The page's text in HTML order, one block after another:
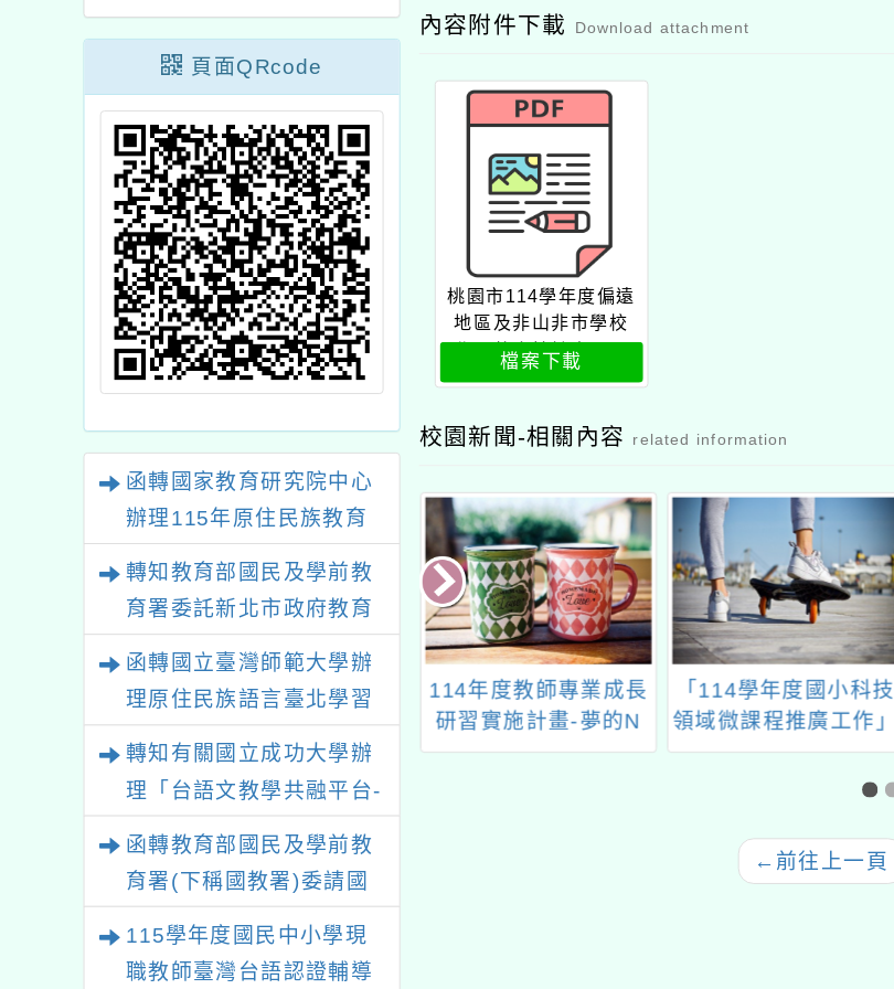
頁面QRcode
函轉國家教育研究院中心
辦理115年原住民族教育
政策研討會「原住民族教
育國際趨勢與發展」
轉知教育部國民及學前教
育署委託新北市政府教育
局辦理「115年度教師專
業成長研習實施計畫－夢
的N次方素養工作坊新北
場」計畫
函轉國立臺灣師範大學辦
理原住民族語言臺北學習
中心115年度第2期「族語
轉知有關國立成功大學辦
理「台語文教學共融平台-
函轉教育部國民及學前教
育署(下稱國教署)委請國
115學年度國民中小學現
職教師臺灣台語認證輔導
內容附件下載 Download attachment
桃園市114學年度偏遠
地區及非山非市學校
北區整合性計畫—石
門國民中學辦理教師
檔案下載
校園新聞-相關內容 related information
本國籍領域/
師海外短期進
學校調整事宜
114年度教師專業成長
研習實施計畫-夢的N
次方素養工作坊-屏東
場
「114學年度國小科技
領域微課程推廣工作」
有關「本市112年度國
中小發明展選拔暨展覽
會」複審一案
← 前往上一頁